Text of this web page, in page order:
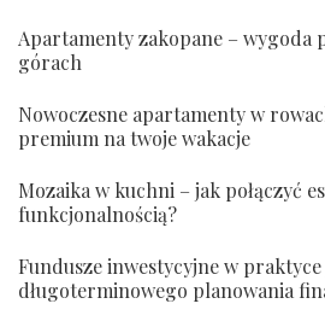
Apartamenty zakopane – wygoda
górach
Nowoczesne apartamenty w
premium na twoje wakacje
Mozaika w kuchni – jak połączyć
funkcjonalnością?
Fundusze inwestycyjne w
długoterminowego planowania